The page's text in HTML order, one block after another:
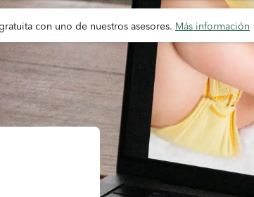
con uno de nuestros asesores. Más información